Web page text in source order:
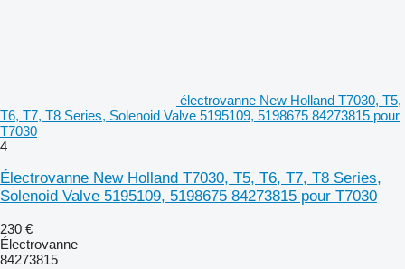
électrovanne New Holland T7030, T5,
T6, T7, T8 Series, Solenoid Valve 5195109, 5198675 84273815 pour
T7030
4
Électrovanne New Holland T7030, T5, T6, T7, T8 Series,
Solenoid Valve 5195109, 5198675 84273815 pour T7030
230 €
Électrovanne
84273815